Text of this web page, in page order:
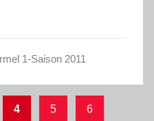
1-Saison 2011
4 5 6